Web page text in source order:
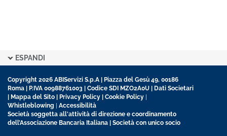
ESPANDI
Copyright 2026 ABIServizi S.p.A | Piazza del Gesù 49, 00186
Roma | P.IVA 00988761003 | Codice SDI MZO2A0U |
Dati Societari
Mappa del Sito Privacy Policy Cookie Policy
Whistleblowing
Accessibilità
Società soggetta all'attività di direzione e coordinamento
dell’Associazione Bancaria Italiana | Società con unico socio